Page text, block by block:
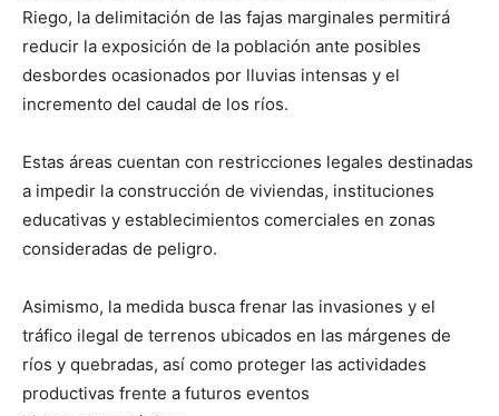
Riego, la delimitación de las fajas marginales permitirá
reducir la exposición de la población ante posibles
desbordes ocasionados por lluvias intensas y el
incremento del caudal de los ríos.
Estas áreas cuentan con restricciones legales destinadas
a impedir la construcción de viviendas, instituciones
educativas y establecimientos comerciales en zonas
consideradas de peligro.
Asimismo, la medida busca frenar las invasiones y el
tráfico ilegal de terrenos ubicados en las márgenes de
ríos y quebradas, así como proteger las actividades
productivas frente a futuros eventos